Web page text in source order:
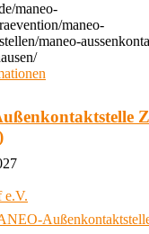
maneo-
maneo-
maneo-
e.V.